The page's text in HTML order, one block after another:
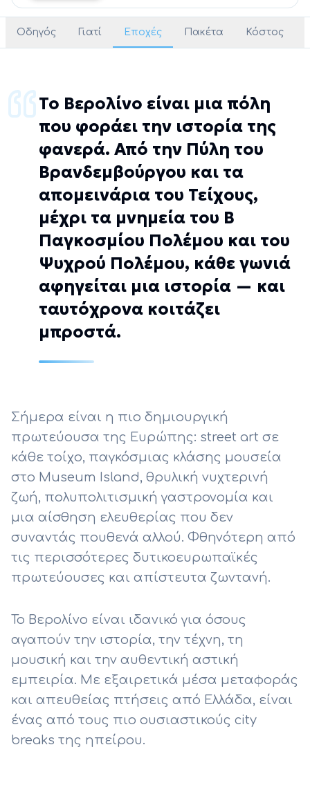
Οδηγός Γιατί Εποχές Πακέτα Κόστος
Το Βερολίνο είναι μια πόλη
που φοράει την ιστορία της
φανερά. Από την Πύλη του
Βρανδεμβούργου και τα
απομεινάρια του Τείχους,
μέχρι τα μνημεία του Β΄
Παγκοσμίου Πολέμου και του
Ψυχρού Πολέμου, κάθε γωνιά
αφηγείται μια ιστορία — και
ταυτόχρονα κοιτάζει
μπροστά.
Σήμερα είναι η πιο δημιουργική
πρωτεύουσα της Ευρώπης: street art σε
κάθε τοίχο, παγκόσμιας κλάσης μουσεία
στο Museum Island, θρυλική νυχτερινή
ζωή, πολυπολιτισμική γαστρονομία και
μια αίσθηση ελευθερίας που δεν
συναντάς πουθενά αλλού. Φθηνότερη από
τις περισσότερες δυτικοευρωπαϊκές
πρωτεύουσες και απίστευτα ζωντανή.
Το Βερολίνο είναι ιδανικό για όσους
αγαπούν την ιστορία, την τέχνη, τη
μουσική και την αυθεντική αστική
εμπειρία. Με εξαιρετικά μέσα μεταφοράς
και απευθείας πτήσεις από Ελλάδα, είναι
ένας από τους πιο ουσιαστικούς city
breaks της ηπείρου.